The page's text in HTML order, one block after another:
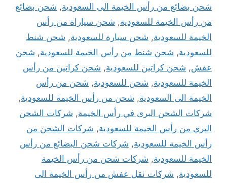
شحن بضائع من رأس الخيمة الى السعودية, شحن بضائع
من رأس الخيمة للسعودية, شحن سياراة من رأس
الخيمة للسعودية, شحن سيارة للسعودية, شحن شنط
للسعودية, شحن شنط من رأس الخيمة للسعودية, شحن
عفش, شحن كراتين للسعودية, شحن كراتين من رأس
الخيمة للسعودية, شحن للسعودية, شحن من رأس
الخيمة الى السعودية, شحن من رأس الخيمة للسعودية,
شركات الشحن البرى في رأس الخيمة, شركات الشحن
البري من رأس الخيمة للسعودية, شركات الشحن من
رأس الخيمة للسعودية, شركات شحن البضائع من رأس
الخيمة للسعودية, شركات شحن من رأس الخيمة
للسعودية, شركات نقل عفش من رأس الخيمة الى